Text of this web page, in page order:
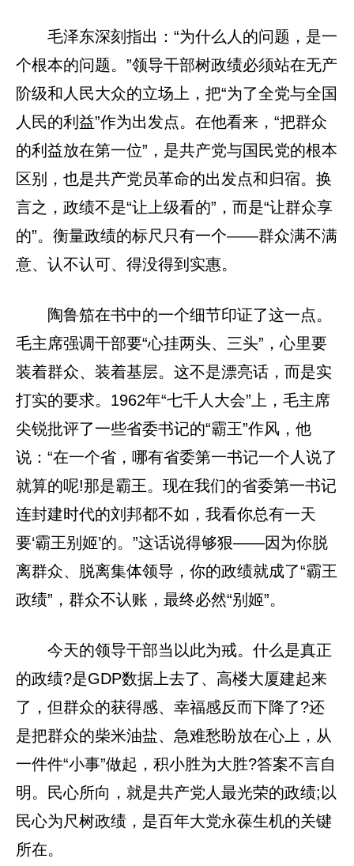
毛泽东深刻指出：“为什么人的问题，是一
个根本的问题。”领导干部树政绩必须站在无产
阶级和人民大众的立场上，把“为了全党与全国
人民的利益”作为出发点。在他看来，“把群众
的利益放在第一位”，是共产党与国民党的根本
区别，也是共产党员革命的出发点和归宿。换
言之，政绩不是“让上级看的”，而是“让群众享
的”。衡量政绩的标尺只有一个——群众满不满
意、认不认可、得没得到实惠。
陶鲁笳在书中的一个细节印证了这一点。
毛主席强调干部要“心挂两头、三头”，心里要
装着群众、装着基层。这不是漂亮话，而是实
打实的要求。1962年“七千人大会”上，毛主席
尖锐批评了一些省委书记的“霸王”作风，他
说：“在一个省，哪有省委第一书记一个人说了
就算的呢!那是霸王。现在我们的省委第一书记
连封建时代的刘邦都不如，我看你总有一天
要‘霸王别姬’的。”这话说得够狠——因为你脱
离群众、脱离集体领导，你的政绩就成了“霸王
政绩”，群众不认账，最终必然“别姬”。
今天的领导干部当以此为戒。什么是真正
的政绩?是GDP数据上去了、高楼大厦建起来
了，但群众的获得感、幸福感反而下降了?还
是把群众的柴米油盐、急难愁盼放在心上，从
一件件“小事”做起，积小胜为大胜?答案不言自
明。民心所向，就是共产党人最光荣的政绩;以
民心为尺树政绩，是百年大党永葆生机的关键
所在。